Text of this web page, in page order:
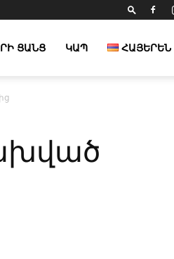
ՑԱՆՑ ԿԱՊ ՀԱՅԵՐԵՆ